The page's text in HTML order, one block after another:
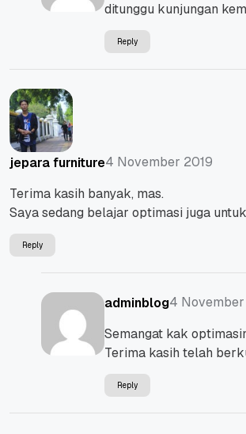
ditunggu kunjungan
Reply
jepara furniture4 November 2019
Terima kasih banyak, mas.
Saya sedang belajar optimasi juga
Reply
adminblog4
Semangat kak
Terima kasih telah
Reply